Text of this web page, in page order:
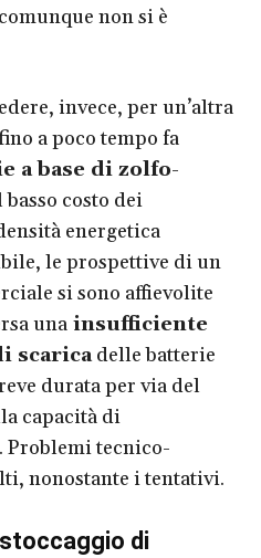
non si è
invece, per un’altra
a poco tempo fa
a base di zolfo-
costo dei
energetica
le prospettive di un
si sono affievolite
una insufficiente
scaricadelle batterie
durata per via del
capacità di
Problemi tecnico-
nonostante i tentativi.
di